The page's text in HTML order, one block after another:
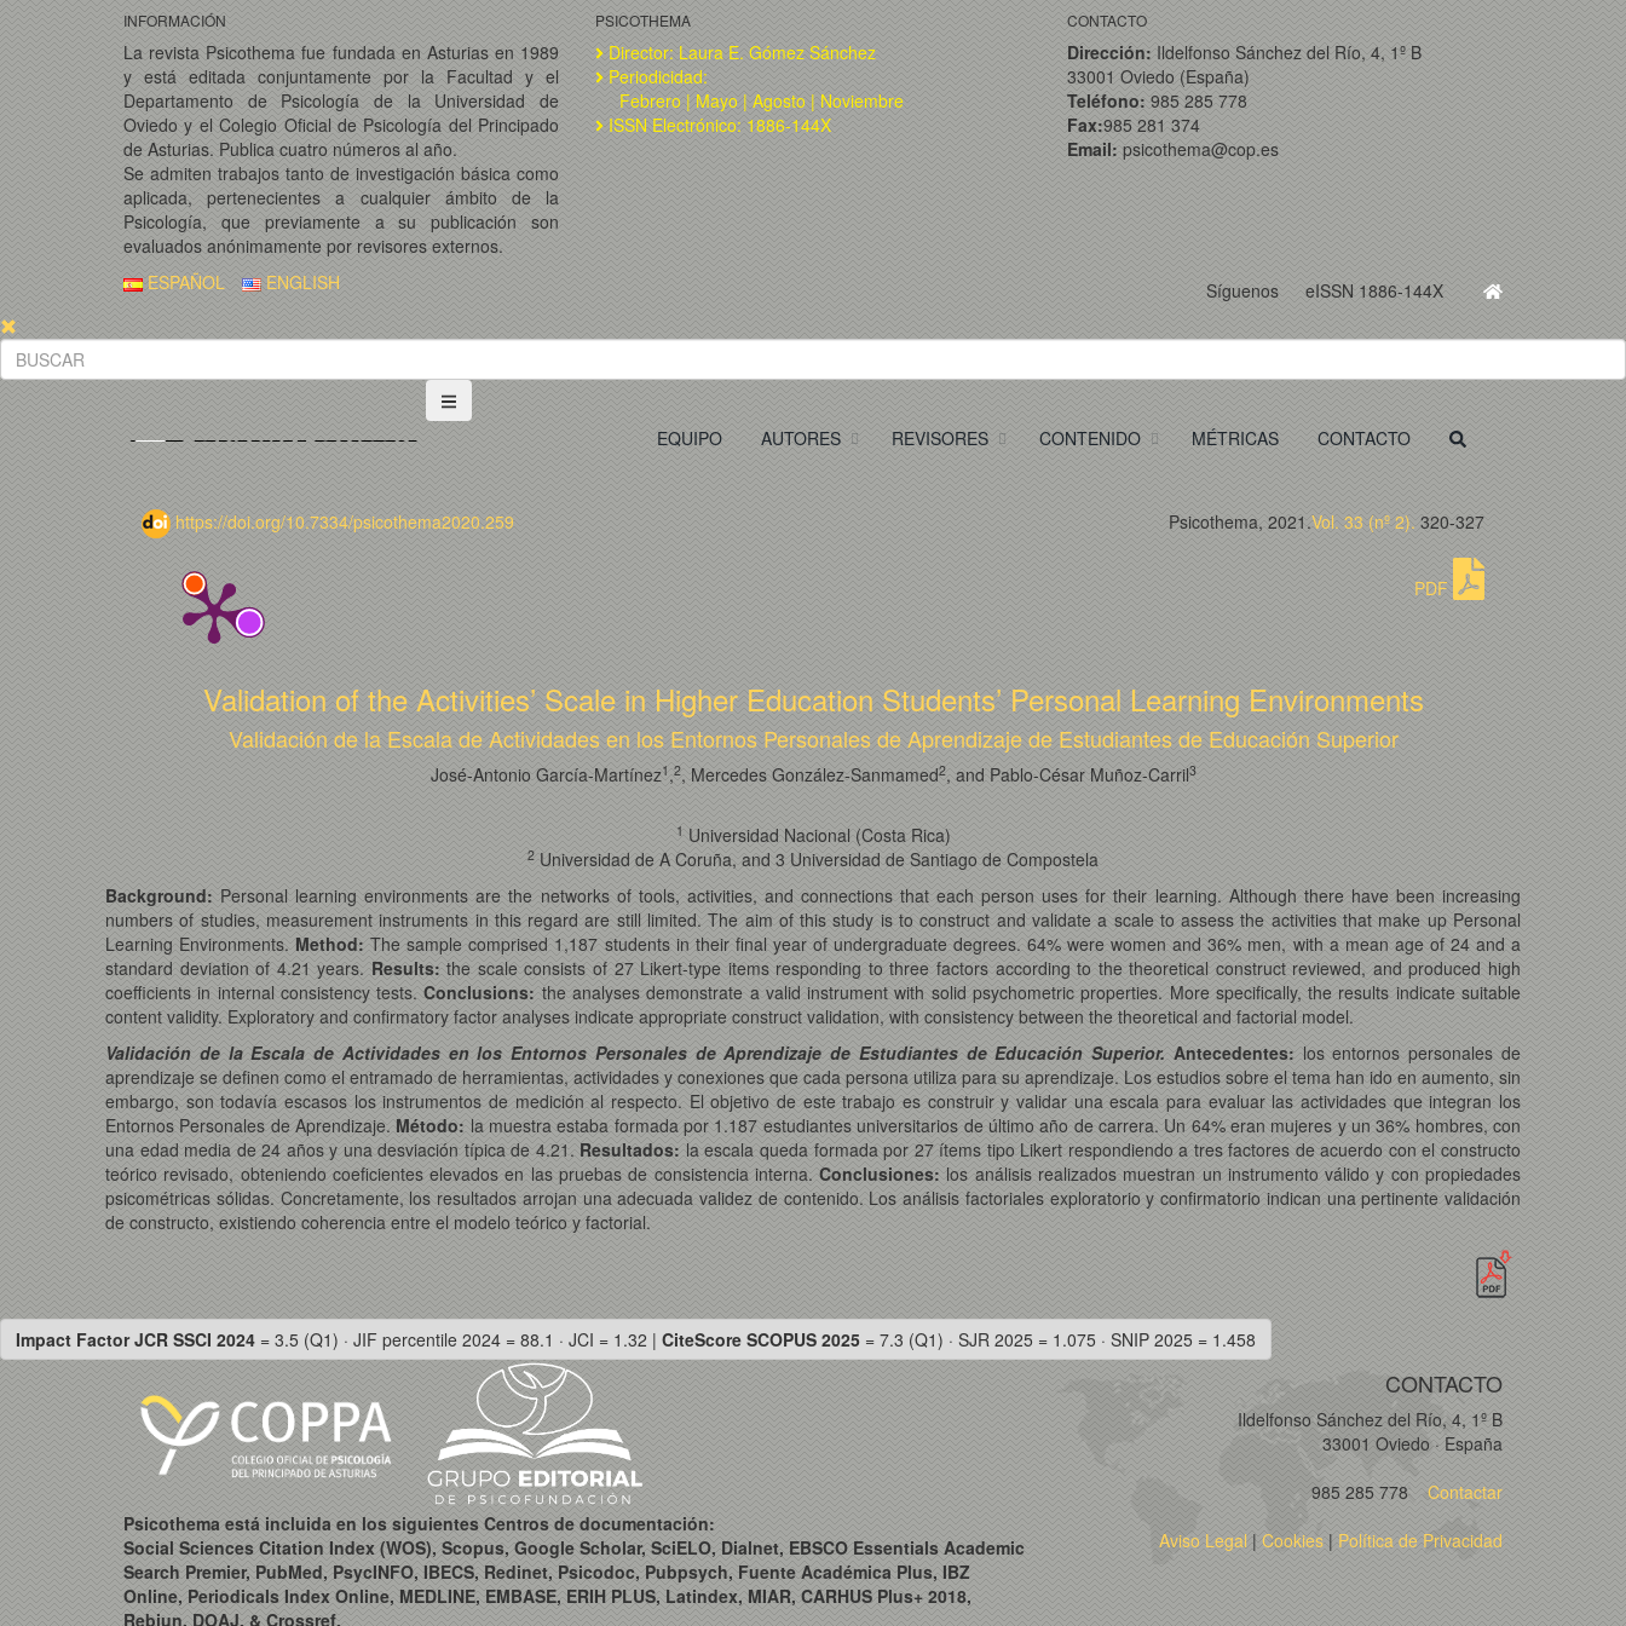
INFORMACIÓN
La revista Psicothema fue fundada en Asturias en 1989
y está editada conjuntamente por la Facultad y el
Departamento de Psicología de la Universidad de
Oviedo y el Colegio Oficial de Psicología del Principado
de Asturias. Publica cuatro números al año.
Se admiten trabajos tanto de investigación básica como
aplicada, pertenecientes a cualquier ámbito de la
Psicología, que previamente a su publicación son
evaluados anónimamente por revisores externos.
PSICOTHEMA
Director: Laura E. Gómez Sánchez
Periodicidad:
Febrero | Mayo | Agosto | Noviembre
ISSN Electrónico: 1886-144X
CONTACTO
Dirección: Ildelfonso Sánchez del Río, 4, 1º B
33001 Oviedo (España)
Teléfono: 985 285 778
Fax:985 281 374
Email: psicothema@cop.es
Síguenos eISSN 1886-144X
ESPAÑOL ENGLISH
EQUIPO AUTORES REVISORES CONTENIDO MÉTRICAS CONTACTO
https://doi.org/10.7334/psicothema2020.259 Psicothema, 2021.Vol. 33 (nº 2). 320-327
PDF
Validation of the Activities’ Scale in Higher Education Students’ Personal Learning Environments
Validación de la Escala de Actividades en los Entornos Personales de Aprendizaje de Estudiantes de Educación Superior
José-Antonio García-Martínez1 ,2, Mercedes González-Sanmamed2, and Pablo-César Muñoz-Carril3
1 Universidad Nacional (Costa Rica)
2 Universidad de A Coruña, and 3 Universidad de Santiago de Compostela
Background: Personal learning environments are the networks of tools, activities, and connections that each person uses for their learning. Although there have been increasing
numbers of studies, measurement instruments in this regard are still limited. The aim of this study is to construct and validate a scale to assess the activities that make up Personal
Learning Environments.Method: The sample comprised 1,187 students in their final year of undergraduate degrees. 64% were women and 36% men, with a mean age of 24 and a
standard deviation of 4.21 years. Results:the scale consists of 27 Likert-type items responding to three factors according to the theoretical construct reviewed, and produced high
coefficients in internal consistency tests.Conclusions: the analyses demonstrate a valid instrument with solid psychometric properties. More specifically, the results indicate suitable
content validity. Exploratory and confirmatory factor analyses indicate appropriate construct validation, with consistency between the theoretical and factorial model.
Validación de la Escala de Actividades en los Entornos Personales de Aprendizaje de Estudiantes de Educación Superior. Antecedentes: los entornos personales de
aprendizaje se definen como el entramado de herramientas, actividades y conexiones que cada persona utiliza para su aprendizaje. Los estudios sobre el tema han ido en aumento, sin
embargo, son todavía escasos los instrumentos de medición al respecto. El objetivo de este trabajo es construir y validar una escala para evaluar las actividades que integran los
Entornos Personales de Aprendizaje.Método: la muestra estaba formada por 1.187 estudiantes universitarios de último año de carrera. Un 64% eran mujeres y un 36% hombres, con
una edad media de 24 años y una desviación típica de 4.21. Resultados: la escala queda formada por 27 ítems tipo Likert respondiendo a tres factores de acuerdo con el constructo
teórico revisado, obteniendo coeficientes elevados en las pruebas de consistencia interna.Conclusiones: los análisis realizados muestran un instrumento válido y con propiedades
psicométricas sólidas. Concretamente, los resultados arrojan una adecuada validez de contenido. Los análisis factoriales exploratorio y confirmatorio indican una pertinente validación
de constructo, existiendo coherencia entre el modelo teórico y factorial.
Impact Factor JCR SSCI 2024 = 3.5 (Q1) · JIF percentile 2024 = 88.1 · JCI = 1.32 | CiteScore SCOPUS 2025 = 7.3 (Q1) · SJR 2025 = 1.075 · SNIP 2025 = 1.458
Psicothema está incluida en los siguientes Centros de documentación:
Social Sciences Citation Index (WOS), Scopus, Google Scholar, SciELO, Dialnet, EBSCO Essentials Academic
Search Premier, PubMed, PsycINFO, IBECS, Redinet, Psicodoc, Pubpsych, Fuente Académica Plus, IBZ
Online, Periodicals Index Online, MEDLINE, EMBASE, ERIH PLUS, Latindex, MIAR, CARHUS Plus+ 2018,
Rebiun, DOAJ, & Crossref.
CONTACTO
Ildelfonso Sánchez del Río, 4, 1º B
33001 Oviedo · España
985 285 778 Contactar
Aviso Legal | Cookies | Política de Privacidad